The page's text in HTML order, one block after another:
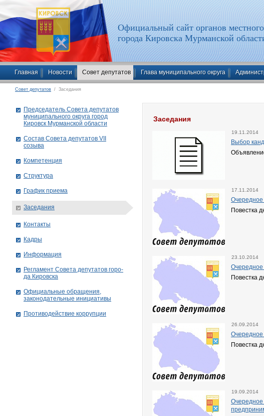
Официальный сайт органов
города Кировска Мурманской
Главная Новости Совет депутатов Глава муниципального округа
Совет депутатов / Заседания
Заседания
19.11.2014
Выбор
17.11.2014
Очередное
Повестка
23.10.2014
Очередное
Повестка
26.09.2014
Очередное
Повестка
19.09.2014
Очередное
Председатель Совета депутатов
муниципального округа город
Кировск Мурманской области
Состав Совета депутатов VII
созыва
Компетенция
Структура
График приема
Заседания
Контакты
Кадры
Информация
Рег­ла­мент Совета депутатов го­ро­
да Ки­ров­ска
Официальные обращения,
законодательные инициативы
Противодействие коррупции